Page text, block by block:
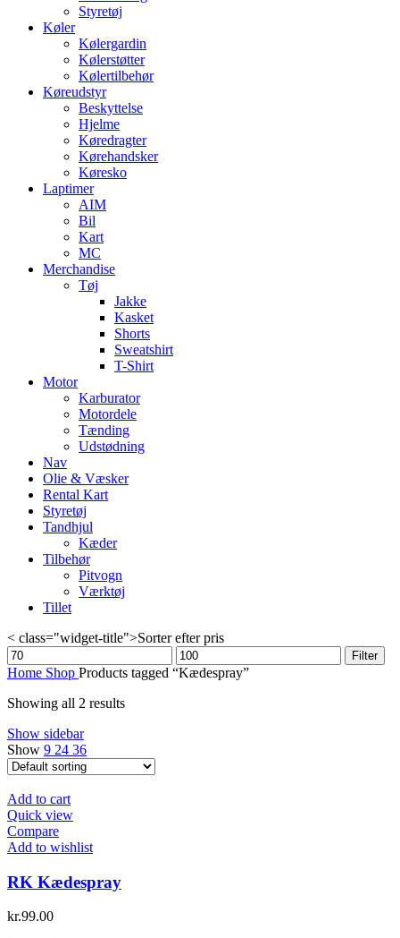
Styretøj
Køler
Kølergardin
Kølerstøtter
Kølertilbehør
Køreudstyr
Beskyttelse
Hjelme
Køredragter
Kørehandsker
Køresko
Laptimer
AIM
Bil
Kart
MC
Merchandise
Tøj
Jakke
Kasket
Shorts
Sweatshirt
T-Shirt
Motor
Karburator
Motordele
Tænding
Udstødning
Nav
Olie & Væsker
Rental Kart
Styretøj
Tandhjul
Kæder
Tilbehør
Pitvogn
Værktøj
Tillet
< class="widget-title">Sorter efter pris
Min
price
Max
price
Filter
Home Shop Products tagged “Kædespray”
Showing all 2 results
Show sidebar
Show 9 24 36
Add to cart
Quick view
Compare
Add to wishlist
RK Kædespray
kr.99.00